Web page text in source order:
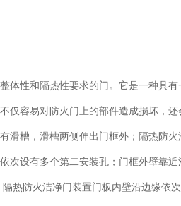
体性和隔热性要求的门。它是一种具
仅容易对防火门上的部件造成损坏，
滑槽，滑槽两侧伸出门框外；隔热防火
次设有多个第二安装孔；门框外壁靠
热防火洁净门装置门板内壁沿边缘依